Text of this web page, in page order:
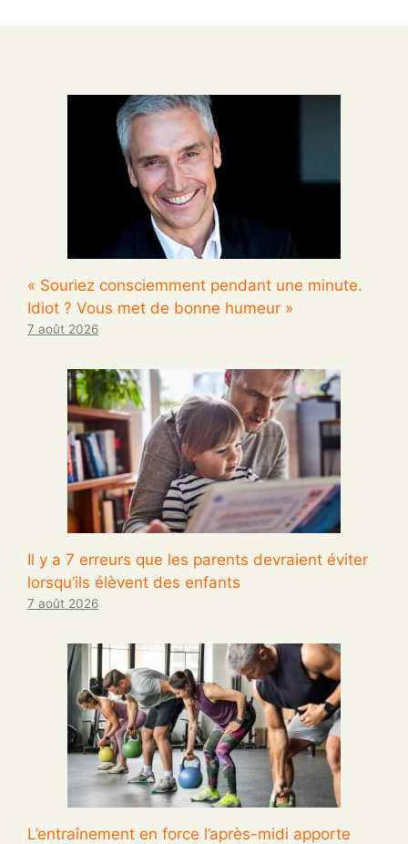
« Souriez consciemment pendant une minute.
Idiot ? Vous met de bonne humeur »
7 août 2026
Il y a 7 erreurs que les parents devraient éviter
lorsqu’ils élèvent des enfants
7 août 2026
L’entraînement en force l’après-midi apporte